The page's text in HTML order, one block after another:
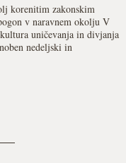
korenitim zakonskim
v naravnem okolju V
uničevanja in divjanja
nedeljski in